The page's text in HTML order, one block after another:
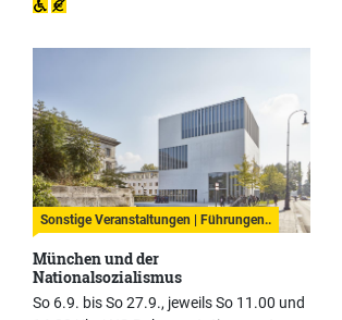
Sonstige Veranstaltungen | Führungen..
München und der
Nationalsozialismus
So 6.9. bis So 27.9., jeweils So 11.00 und